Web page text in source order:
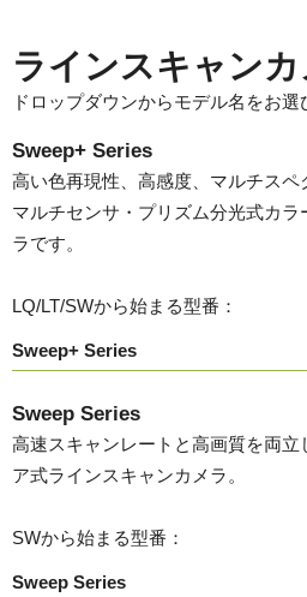
ラインスキャンカ
ドロップダウンからモデル名をお選
Sweep+ Series
高い色再現性、高感度、マルチスペ
マルチセンサ・プリズム分光式カラ
ラです。
LQ/LT/SWから始まる型番：
Sweep+ Series
Sweep Series
高速スキャンレートと高画質を両
ア式ラインスキャンカメラ。
SWから始まる型番：
Sweep Series